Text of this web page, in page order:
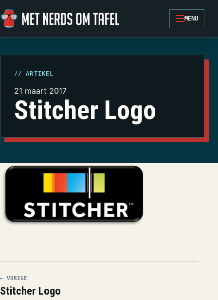
Ga naar de inhoud
MENU
// ARTIKEL
21 maart 2017
Stitcher Logo
← VORIGE
Stitcher Logo